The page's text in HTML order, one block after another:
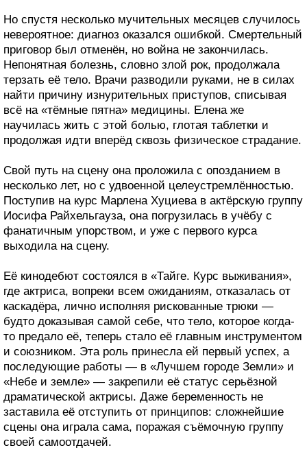
Но спустя несколько мучительных месяцев случилось
невероятное: диагноз оказался ошибкой. Смертельный
приговор был отменён, но война не закончилась.
Непонятная болезнь, словно злой рок, продолжала
терзать её тело. Врачи разводили руками, не в силах
найти причину изнурительных приступов, списывая
всё на «тёмные пятна» медицины. Елена же
научилась жить с этой болью, глотая таблетки и
продолжая идти вперёд сквозь физическое страдание.
Свой путь на сцену она проложила с опозданием в
несколько лет, но с удвоенной целеустремлённостью.
Поступив на курс Марлена Хуциева в актёрскую группу
Иосифа Райхельгауза, она погрузилась в учёбу с
фанатичным упорством, и уже с первого курса
выходила на сцену.
Её кинодебют состоялся в «Тайге. Курс выживания»,
где актриса, вопреки всем ожиданиям, отказалась от
каскадёра, лично исполняя рискованные трюки —
будто доказывая самой себе, что тело, которое когда-
то предало её, теперь стало её главным инструментом
и союзником. Эта роль принесла ей первый успех, а
последующие работы — в «Лучшем городе Земли» и
«Небе и земле» — закрепили её статус серьёзной
драматической актрисы. Даже беременность не
заставила её отступить от принципов: сложнейшие
сцены она играла сама, поражая съёмочную группу
своей самоотдачей.